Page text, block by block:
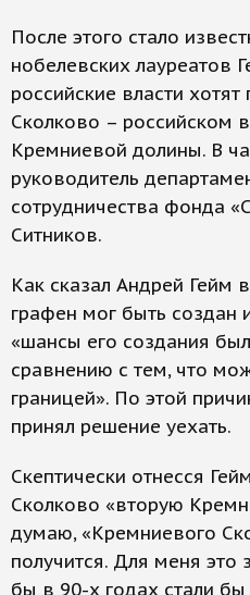
После этого стало
нобелевских лауреатов
российские власти хотят
Сколково – российском
Кремниевой долины. В
руководитель
сотрудничества фонда
Ситников.
Как сказал Андрей Гейм
графен мог быть создан
«шансы его создания
сравнению с тем, что
границей». По этой
принял решение уехать.
Скептически отнесся
Сколково «вторую
думаю, «Кремниевого
получится. Для меня это
бы в 90-х годах стали бы